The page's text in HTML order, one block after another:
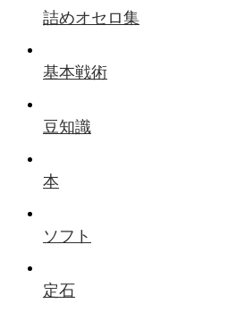
詰めオセロ集
基本戦術
豆知識
本
ソフト
定石